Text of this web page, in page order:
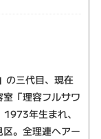
の三代目、現在
「理容フルサワ
年生まれ、
。全理連ヘアー